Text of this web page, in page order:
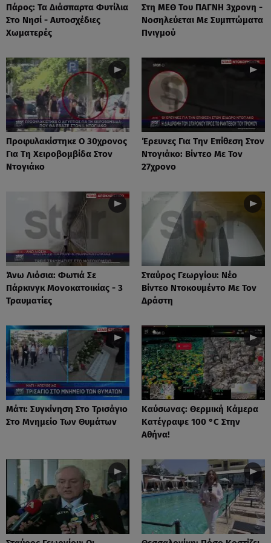
Πάρος: Τα Διάσπαρτα Φυτίλια
Στο Νησί - Αυτοσχέδιες
Χωματερές
Στη ΜΕΘ Του ΠΑΓΝΗ 3χρονη -
Νοσηλεύεται Με Συμπτώματα
Πνιγμού
Προφυλακίστηκε Ο 30χρονος
Για Τη Χειροβομβίδα Στον
Ντογιάκο
Έρευνες Για Την Επίθεση Στον
Ντογιάκο: Βίντεο Με Τον
27χρονο
Άνω Λιόσια: Φωτιά Σε
Πάρκινγκ Μονοκατοικίας - 3
Τραυματίες
Σταύρος Γεωργίου: Νέο
Βίντεο Ντοκουμέντο Με Τον
Δράστη
Μάτι: Συγκίνηση Στο Τρισάγιο
Στο Μνημείο Των Θυμάτων
Καύσωνας: Θερμική Κάμερα
Κατέγραψε 100 °C Στην
Αθήνα!